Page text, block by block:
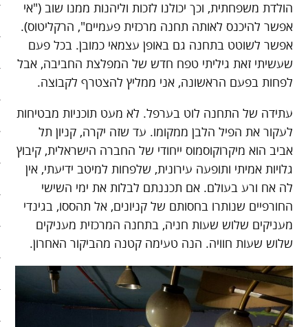
כלכלה אנושית
להיות מגניבים בשקל תשעים
קיצור תולדות הזמן
קמפיינים
רק לא רשת
חג השוטטות
יום ההתנתקות הבינלאומי
ארכיון
פוסטים מומלצים
הולדת משפחתית, וכך יכולנו לזכות וליהנות ממנו שוב ("אי
אפשר להיכנס לאותה תחנה מרכזית פעמיים", הרקליטוס).
אפשר לשוטט בתחנה גם באופן עצמאי כמובן. בכל פעם
שעשיתי זאת גיליתי טפח חדש של המפלצת החביבה, אבל
לפחות בפעם הראשונה, אני ממליץ להצטרף לקבוצה.
עתידה של התחנה לוט בערפל. לא מעט תוכניות מבטיחות
לעקור את הפיל הלבן ממקומו. עד שזה יקרה, קניון תל
אביב הוא מיקרוקוסמוס ייחודי של החברה הישראלית, קיבוץ
גלויות אמיתי ותופעה עירונית, שלפחות למיטב ידיעתי, אין
לה אח ורע בעולם. אם תכננתם לבלות את ימי השישי
החורפיים שנותרו בחסותם של קניונים, אל תהססו, בגינדי
מעניקים שלוש שעות חניה, בתחנה המרכזית מעניקים
שלוש שעות חוויה. הנה טעימה קטנה מהביקור האחרון.